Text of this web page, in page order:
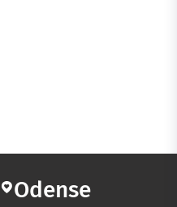
Odense